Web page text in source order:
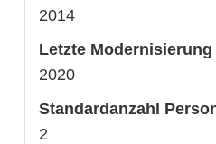
2014
Letzte Modernisierung
2020
Standardanzahl
2